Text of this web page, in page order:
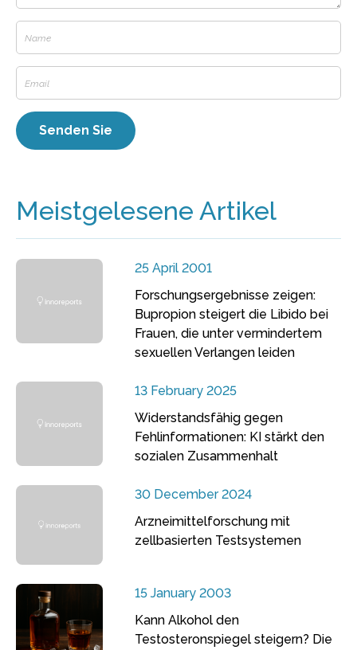
Meistgelesene Artikel
25 April 2001
Forschungsergebnisse zeigen:
Bupropion steigert die Libido bei
Frauen, die unter vermindertem
sexuellen Verlangen leiden
13 February 2025
Widerstandsfähig gegen
Fehlinformationen: KI stärkt den
sozialen Zusammenhalt
30 December 2024
Arzneimittelforschung mit
zellbasierten Testsystemen
15 January 2003
Kann Alkohol den
Testosteronspiegel steigern? Die